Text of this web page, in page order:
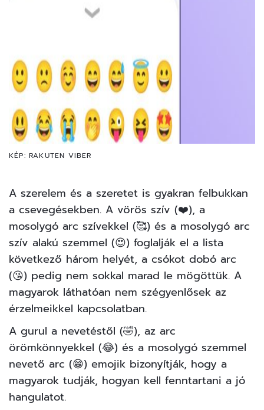
KÉP: RAKUTEN VIBER
A szerelem és a szeretet is gyakran felbukkan
a csevegésekben. A vörös szív (❤️), a
mosolygó arc szívekkel (🥰) és a mosolygó arc
szív alakú szemmel (😍) foglalják el a lista
következő három helyét, a csókot dobó arc
(😘) pedig nem sokkal marad le mögöttük. A
magyarok láthatóan nem szégyenlősek az
érzelmeikkel kapcsolatban.
A gurul a nevetéstől (🤣), az arc
örömkönnyekkel (😂) és a mosolygó szemmel
nevető arc (😁) emojik bizonyítják, hogy a
magyarok tudják, hogyan kell fenntartani a jó
hangulatot.